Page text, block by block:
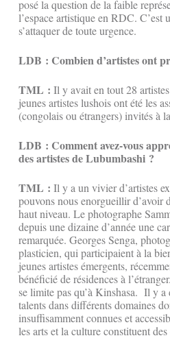
posé la question de la faible
l’espace artistique en RDC. C’est
s’attaquer de toute urgence.
LDB : Combien d’artistes ont
TML : Il y avait en tout 28
jeunes artistes lushois ont été les
(congolais ou étrangers) invités à
LDB : Comment avez-vous
des artistes de Lubumbashi ?
TML : Il y a un vivier d’artistes
pouvons nous enorgueillir d’avoir
haut niveau. Le photographe
depuis une dizaine d’année une
remarquée. Georges Senga,
plasticien, qui participaient à la
jeunes artistes émergents,
bénéficié de résidences à
se limite pas qu’à Kinshasa. Il y a
talents dans différents domaines
insuffisamment connues et
les arts et la culture constituent